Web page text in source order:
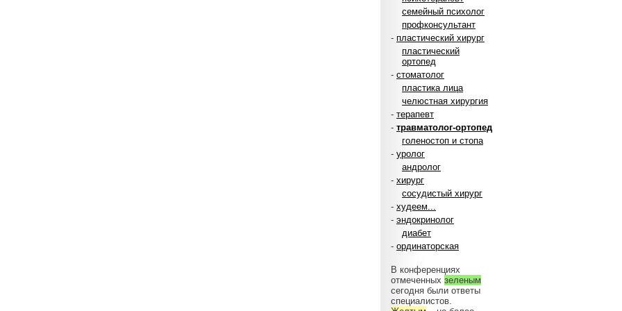
семейный психолог
профконсультант
- пластический хирург
пластический
ортопед
- стоматолог
пластика лица
челюстная хирургия
- терапевт
- травматолог-ортопед
голеностоп и стопа
- уролог
андролог
- хирург
сосудистый хирург
- худеем...
- эндокринолог
диабет
- ординаторская
В конференциях
отмеченных зеленым
сегодня были ответы
специалистов.